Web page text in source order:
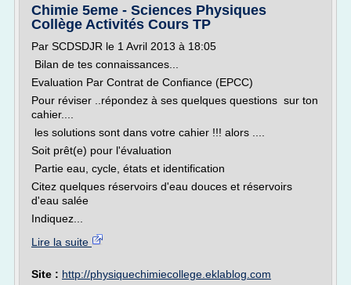
Chimie 5eme - Sciences Physiques
Collège Activités Cours TP
Par SCDSDJR le 1 Avril 2013 à 18:05
Bilan de tes connaissances...
Evaluation Par Contrat de Confiance (EPCC)
Pour réviser ..répondez à ses quelques questions sur ton
cahier....
les solutions sont dans votre cahier !!! alors ....
Soit prêt(e) pour l'évaluation
Partie eau, cycle, états et identification
Citez quelques réservoirs d'eau douces et réservoirs
d'eau salée
Indiquez...
Lire la suite
Site : http://physiquechimiecollege.eklablog.com